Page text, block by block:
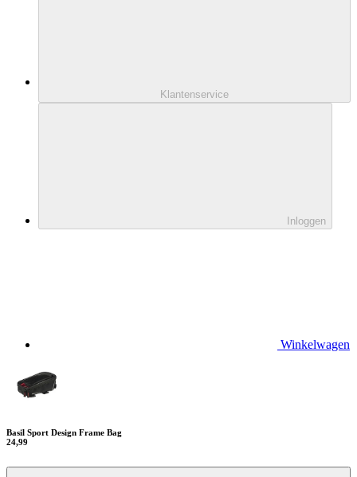
Klantenservice
Inloggen
Winkelwagen
Basil Sport Design Frame Bag
24,99